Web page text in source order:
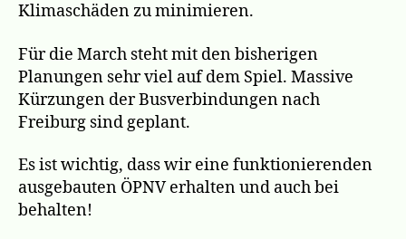
Klimaschäden zu minimieren.
Für die March steht mit den bisherigen
Planungen sehr viel auf dem Spiel. Massive
Kürzungen der Busverbindungen nach
Freiburg sind geplant.
Es ist wichtig, dass wir eine funktionierenden
ausgebauten ÖPNV erhalten und auch bei
behalten!